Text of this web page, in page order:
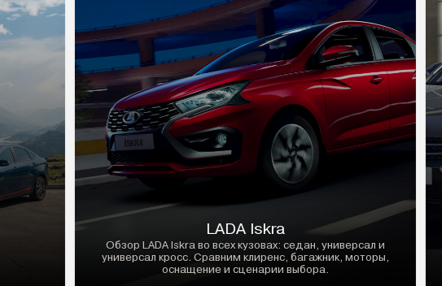
LADA Iskra
Обзор LADA Iskra во всех кузовах: седан, универсал и
универсал кросс. Сравним клиренс, багажник, моторы,
оснащение и сценарии выбора.